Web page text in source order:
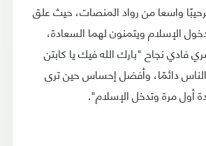
واسعا من رواد المنصات، حيث علق
الإسلام ويتمنون لهما السعادة،
فادي نجاح "بارك الله فيك يا كابتن
الناس دائمًا، وأفضل إحساس حين ترى
أول مرة وتدخل الإسلام".